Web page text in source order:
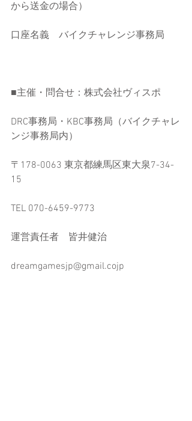
から送金の場合）
口座名義　バイクチャレンジ事務局
■主催・問合せ：株式会社ヴィスポ
DRC事務局・KBC事務局（バイクチャレ
ンジ事務局内）
〒178-0063 東京都練馬区東大泉7-34-
15
TEL 070-6459-9773
運営責任者　皆井健治
dreamgamesjp@gmail.cojp